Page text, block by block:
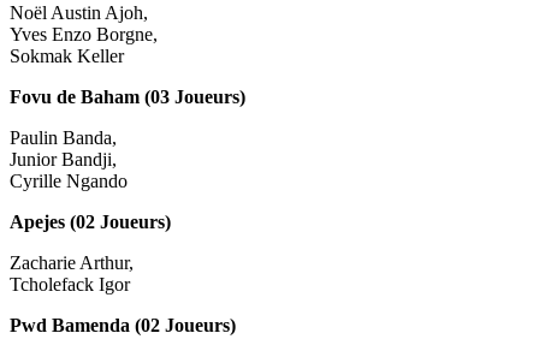
Noël Austin Ajoh,
Yves Enzo Borgne,
Sokmak Keller
Fovu de Baham (03 Joueurs)
Paulin Banda,
Junior Bandji,
Cyrille Ngando
Apejes (02 Joueurs)
Zacharie Arthur,
Tcholefack Igor
Pwd Bamenda (02 Joueurs)